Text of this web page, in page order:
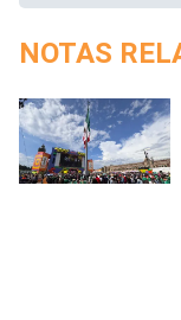
NOTAS